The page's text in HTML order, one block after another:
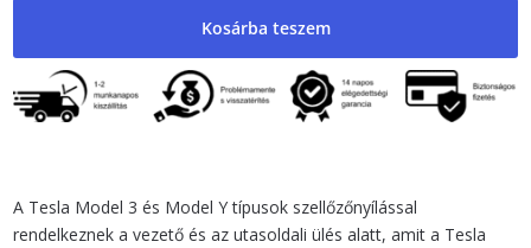
3
és
Model
Kosárba teszem
A Tesla Model 3 és Model Y típusok szellőzőnyílással
rendelkeznek a vezető és az utasoldali ülés alatt, amit a Tesla